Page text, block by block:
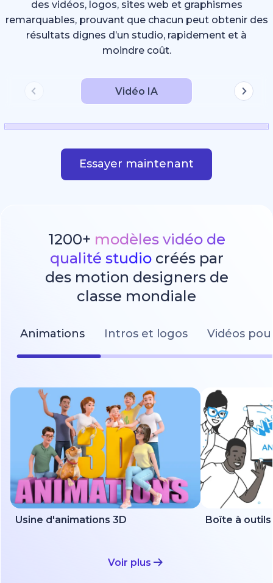
des vidéos, logos, sites web et graphismes
remarquables, prouvant que chacun peut obtenir des
résultats dignes d’un studio, rapidement et à
moindre coût.
Vidéo IA
Essayer maintenant
1200+ modèles vidéo de
qualité studiocréés par
des motion designers de
classe mondiale
Animations Intros et logos Vidéos
Usine d'animations 3D
Voir plus